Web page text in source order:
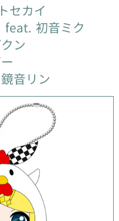
セカイ
feat. 初音ミク
ン
音リン